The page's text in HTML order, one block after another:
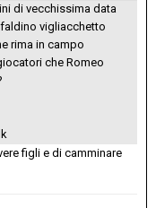
di vecchissima data
vigliacchetto
rima in campo
che Romeo
figli e di camminare